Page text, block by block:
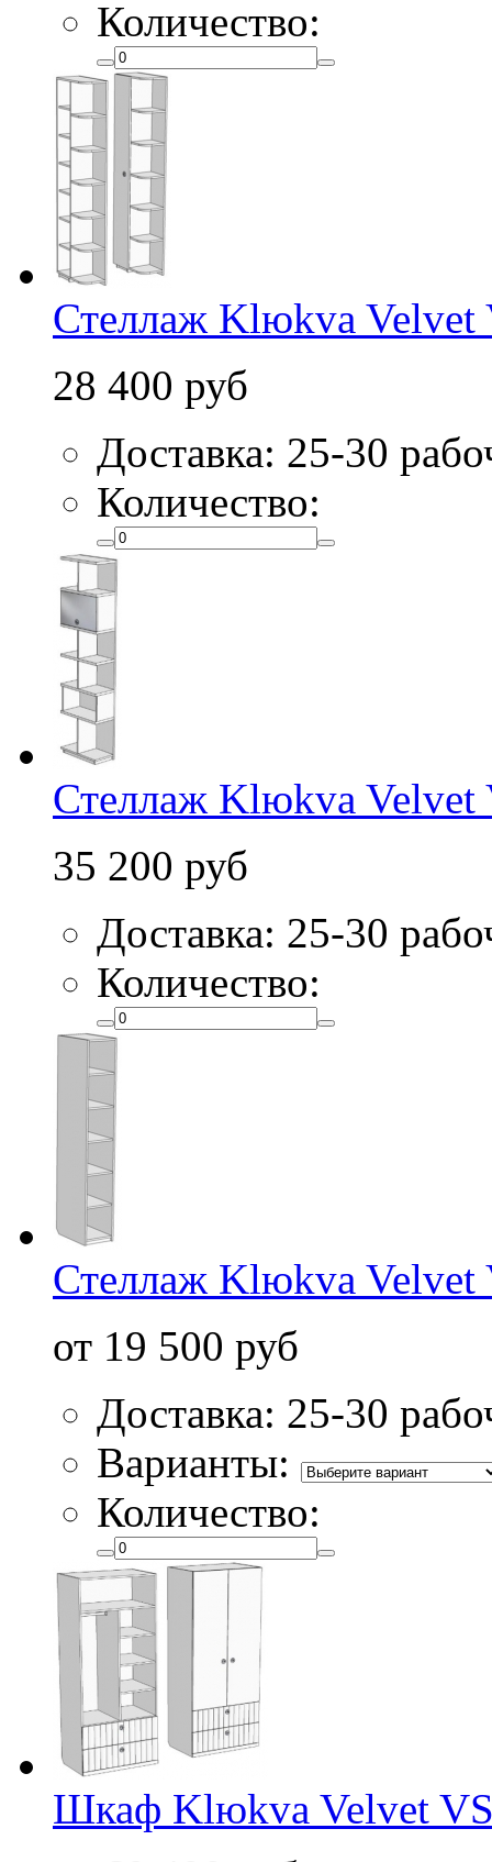
Количество:
Стеллаж Klюkva Velvet
28 400 руб
Доставка: 25-30
Количество:
Стеллаж Klюkva Velvet
35 200 руб
Доставка: 25-30
Количество:
Стеллаж Klюkva Velvet
от 19 500 руб
Доставка: 25-30
Варианты:
Количество:
Шкаф Klюkva Velvet